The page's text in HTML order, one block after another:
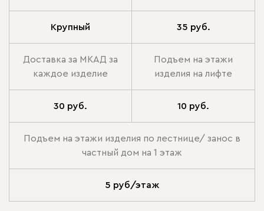
Крупный 35 руб.
Доставка за МКАД за
каждое изделие
Подъем на этажи
изделия на лифте
30 руб. 10 руб.
Подъем на этажи изделия по лестнице/ занос в
частный дом на 1 этаж
5 руб/этаж